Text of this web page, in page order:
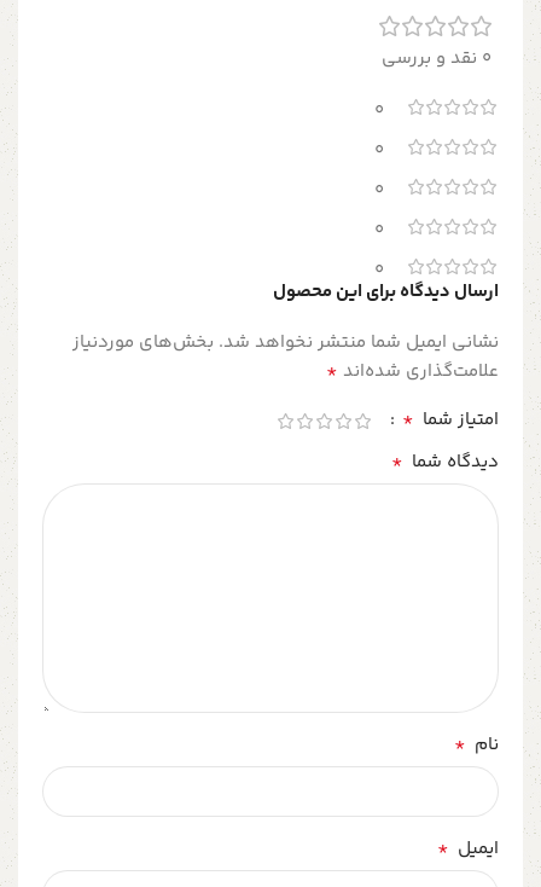
0 نقد و بررسی
0
0
0
0
0
ارسال دیدگاه برای این محصول
نشانی ایمیل شما منتشر نخواهد شد. بخش‌های موردنیاز
علامت‌گذاری شده‌اند *
امتیاز شما *
دیدگاه شما *
نام *
ایمیل *